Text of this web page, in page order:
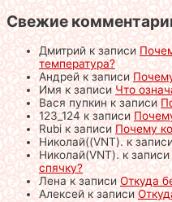
Свежие
Дмитрийк записи
температура?
Андрейк записи
Имяк записиЧто
Вася пупкинк записи
123_124к записи
Rubiк записиПочему
Николай((VNT).к
Николай(VNT).к записи
спячку?
Ленак записиОткуда
Алексейк записи